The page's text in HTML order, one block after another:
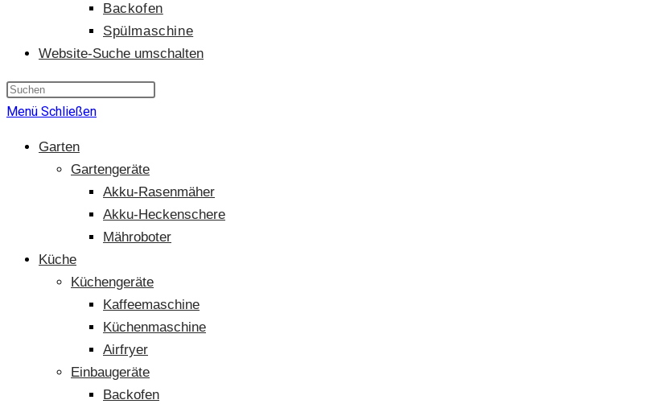
Backofen
Spülmaschine
Website-Suche umschalten
Menü Schließen
Garten
Gartengeräte
Akku-Rasenmäher
Akku-Heckenschere
Mähroboter
Küche
Küchengeräte
Kaffeemaschine
Küchenmaschine
Airfryer
Einbaugeräte
Backofen